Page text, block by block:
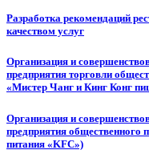
Разработка рекомендаций
качеством услуг
Организация и
предприятия торговли
«Мистер Чанг и Кинг Конг
Организация и
предприятия общественного
питания «KFC»)